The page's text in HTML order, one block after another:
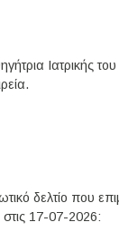
Ιατρικής
δελτίο που
17-07-2026: